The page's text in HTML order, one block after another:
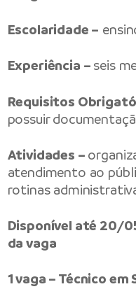
Escolaridade –
Experiência – seis
Requisitos
possuir
Atividades –
atendimento ao
rotinas
Disponível até 20/
da vaga
1 vaga – Técnico